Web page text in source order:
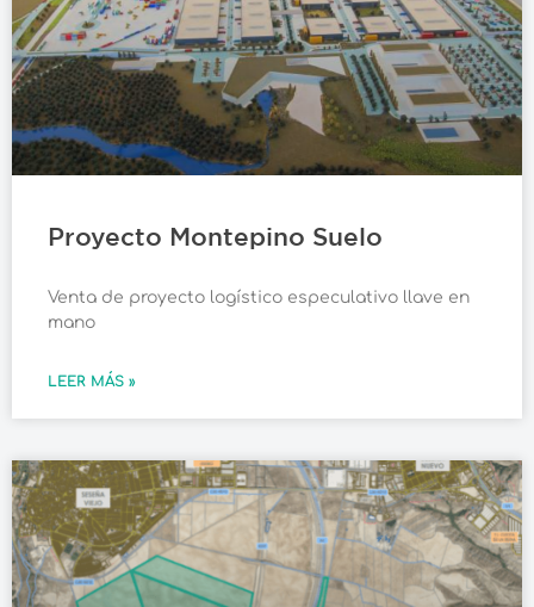
Proyecto Montepino Suelo
Venta de proyecto logístico especulativo llave en
mano
LEER MÁS »